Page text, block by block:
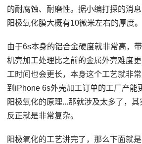
的耐腐蚀、耐磨性。据小编打探的消
阳极氧化膜大概有10微米左右的厚度。
由于6s本身的铝合金硬度就非常高，
机壳加工处理比之前的金属外壳难度
工时间也会更长，本身这个工艺就非
到iPhone 6s外壳加工订单的工厂产能
阳极氧化的原理...那就涉及太多了，其
反正就是非常复杂。
阳极氧化的工艺讲完了，那么下面就